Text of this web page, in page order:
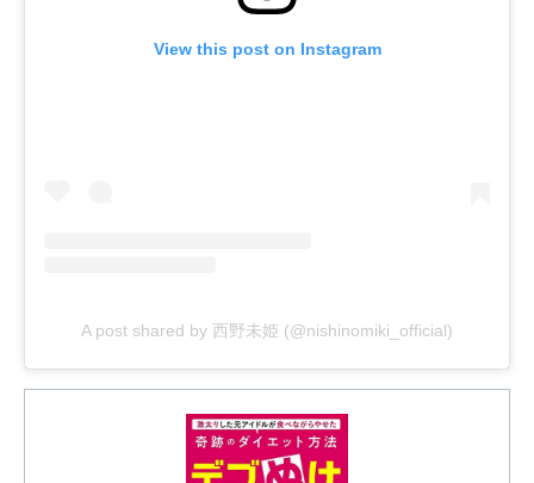
View this post on Instagram
A post shared by 西野未姫 (@nishinomiki_official)